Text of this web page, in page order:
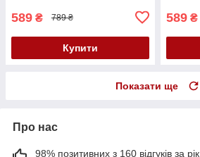
589 ₴ 789 ₴
Купити
589 ₴
Показати ще
Про нас
98% позитивних з 160 відгуків за рік